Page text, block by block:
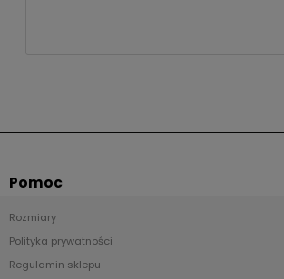
Pomoc
Rozmiary
Polityka prywatności
Regulamin sklepu